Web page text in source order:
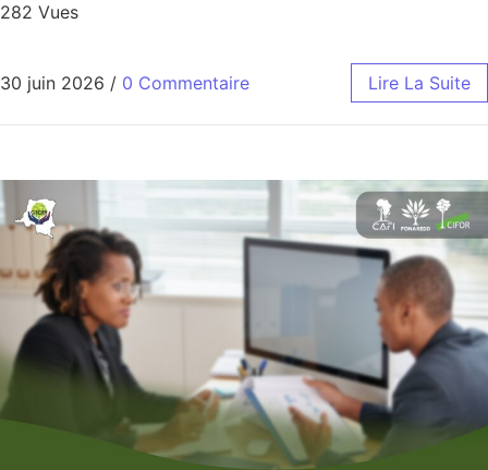
282 Vues
30 juin 2026 / 0 Commentaire Lire La Suite